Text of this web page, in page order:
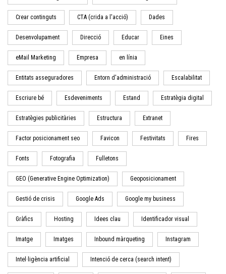
Crear continguts CTA (crida a l'acció) Dades
Desenvolupament Direcció Educar Eines
eMail Marketing Empresa en línia
Entitats asseguradores Entorn d'administració Escalabilitat
Escriure bé Esdeveniments Estand Estratègia digital
Estratègies publicitàries Estructura Extranet
Factor posicionament seo Favicon Festivitats Fires
Fonts Fotografia Fulletons
GEO (Generative Engine Optimization) Geoposicionament
Gestió de crisis Google Ads Google my business
Gràfics Hosting Idees clau Identificador visual
Imatge Imatges Inbound màrqueting Instagram
Intel·ligència artificial Intenció de cerca (search intent)